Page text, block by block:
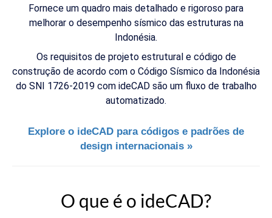
Fornece um quadro mais detalhado e rigoroso para
melhorar o desempenho sísmico das estruturas na
Indonésia.
Os requisitos de projeto estrutural e código de
construção de acordo com o Código Sísmico da Indonésia
do SNI 1726-2019 com ideCAD são um fluxo de trabalho
automatizado.
Explore o ideCAD para códigos e padrões de
design internacionais »
O que é o ideCAD?